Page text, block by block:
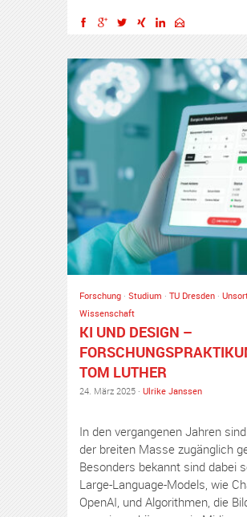
Forschung · Studium · TU Dresden ·
Wissenschaft
KI UND DESIGN –
TOM LUTHER
24. März 2025 · Ulrike Janssen
In den vergangenen Jahren
der breiten Masse zugänglich
Besonders bekannt sind dabei
Large-Language-Models, wie
OpenAI, und Algorithmen, die